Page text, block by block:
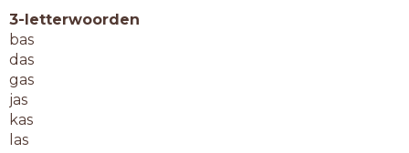
3-letterwoorden
bas
das
gas
jas
kas
las